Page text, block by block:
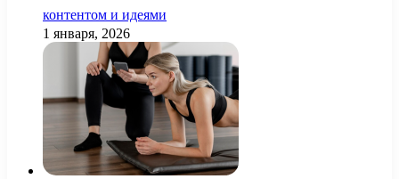
контентом и идеями
1 января, 2026